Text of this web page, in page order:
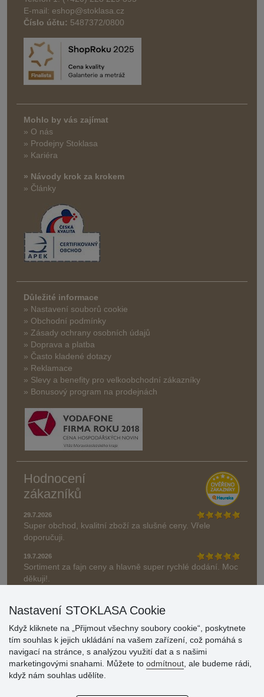
E-mail: eshop@stoklasa.cz
Číslo účtu: 5487372/0800
Mohlo by vás zajímat
» O nás
» Prodejny Stoklasa
» Kariéra
» Návody krok za krokem
» Články
Důležité informace
» Nastavení souborů cookie
» Obchodní podmínky
» Zásady ochrany osobních údajů
» Doprava a platba
» Často kladené dotazy
» Reklamace
» Slevy a benefity pro velkoobchodní zákazníky
» Bonusový program na prodejnách
Hodnocení
zákazníků
29.7.2026
Super obchod, kvalitní zboží za slušné ceny. Vřele
doporučuji.
19.7.2026
Sortiment za fajn ceny a hlavně super rychlé dodání. Moc
děkuji!.
» Aktuálně 19084 recenzí
* Recenze neověřujeme
Nastavení STOKLASA Cookie
Když kliknete na „Přijmout všechny soubory cookie“, poskytnete
tím souhlas k jejich ukládání na vašem zařízení, což pomáhá s
navigací na stránce, s analýzou využití dat a s našimi
marketingovými snahami. Můžete to odmítnout , ale budeme rádi,
když nám souhlas udělíte.